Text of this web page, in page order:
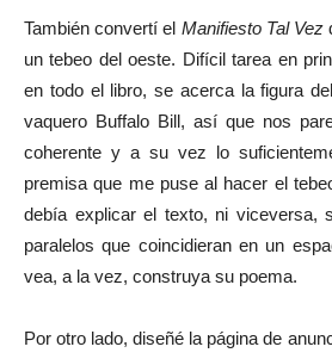
También convertí el Manifiesto Tal Vez
un tebeo del oeste. Difícil tarea en
en todo el libro, se acerca la figura
vaquero Buffalo Bill, así que nos
coherente y a su vez lo
premisa que me puse al hacer el
debía explicar el texto, ni viceversa,
paralelos que coincidieran en un
vea, a la vez, construya su poema.
Por otro lado, diseñé la página de